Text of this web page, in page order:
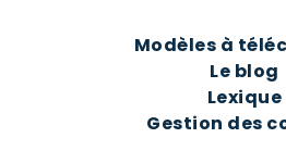
Modèles à
Le blog
Lexique
Gestion des